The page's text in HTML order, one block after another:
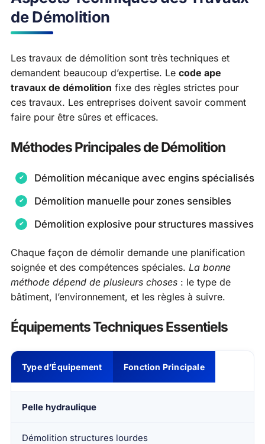
de Démolition
Les travaux de démolition sont très techniques et
demandent beaucoup d’expertise. Le code ape
travaux de démolition fixe des règles strictes pour
ces travaux. Les entreprises doivent savoir comment
faire pour être sûres et efficaces.
Méthodes Principales de Démolition
Démolition mécanique avec engins spécialisés
Démolition manuelle pour zones sensibles
Démolition explosive pour structures massives
Chaque façon de démolir demande une planification
soignée et des compétences spéciales. La bonne
méthode dépend de plusieurs choses : le type de
bâtiment, l’environnement, et les règles à suivre.
Équipements Techniques Essentiels
Type d’Équipement Fonction Principale
Pelle hydraulique
Démolition structures lourdes